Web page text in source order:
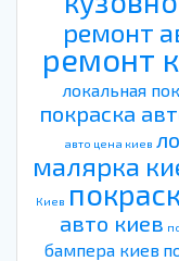
ремонт
ремонт
локальная
покраска
авто цена киев
малярка
Киев
авто киев
бампера киев